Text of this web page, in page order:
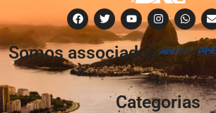
Somos associados
à:
Categorias